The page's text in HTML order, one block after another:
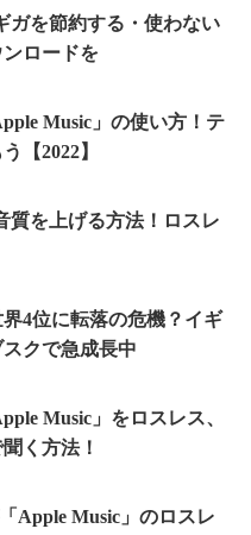
ガを節約する・使わない
ロードを
Music」の使い方！テ
【2022】
質を上げる方法！ロスレ
4位に転落の危機？イギ
クで急成長中
Music」をロスレス、
く方法！
Apple Music」のロスレ